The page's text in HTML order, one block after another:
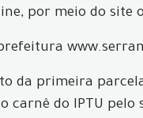
por meio do site
da primeira
carnê do IPTU